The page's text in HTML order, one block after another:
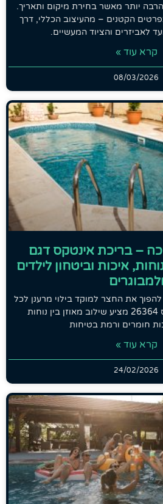
יותר מאשר בחירת מיקום ותאריך.
הקטנים – מהעיצוב הכללי, דרך
לאביזרים והציוד המעשיים.
קרא עוד »
08/03/2026
– בריכת אינטקס דגם
נוחות, איכות וביטחון לילדים
ולמבוגרים
להפוך את החצר למוקד בילוי מרענן לכל
המשפחה. דגם אינטקס 26364 מציע שילוב מאוזן בין נוחות
חומרים ורמת בטיחות
קרא עוד »
24/02/2026